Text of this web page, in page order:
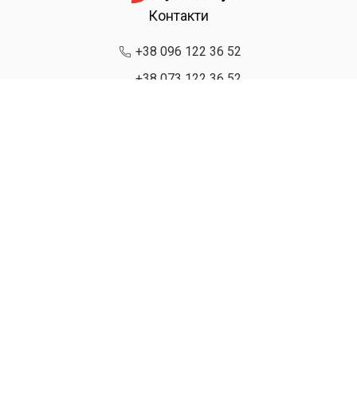
Контакти
+38 096 122 36 52
+38 073 122 36 52